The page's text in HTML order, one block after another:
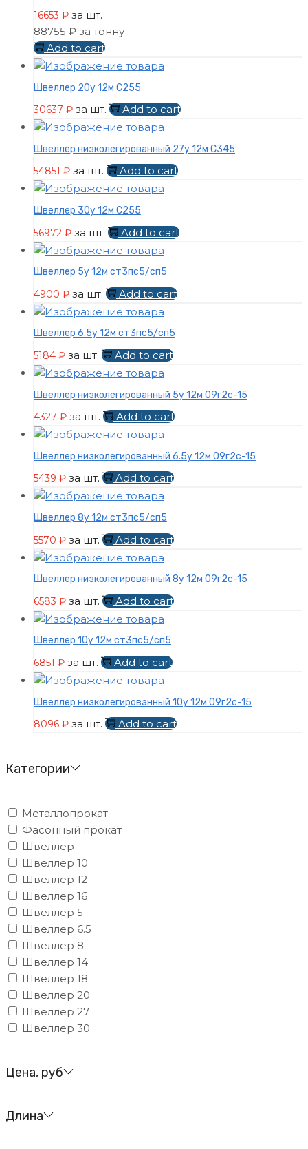
16653 ₽ за шт.
88755 ₽ за тонну
Add to cart
Швеллер 20у 12м С255
30637 ₽ за шт. Add to cart
Швеллер низколегированный 27у 12м С345
54851 ₽ за шт. Add to cart
Швеллер 30у 12м С255
56972 ₽ за шт. Add to cart
Швеллер 5у 12м ст3пс5/сп5
4900 ₽ за шт. Add to cart
Швеллер 6.5у 12м ст3пс5/сп5
5184 ₽ за шт. Add to cart
Швеллер низколегированный 5у 12м 09г2с-15
4327 ₽ за шт. Add to cart
Швеллер низколегированный 6.5у 12м 09г2с-15
5439 ₽ за шт. Add to cart
Швеллер 8у 12м ст3пс5/сп5
5570 ₽ за шт. Add to cart
Швеллер низколегированный 8у 12м 09г2с-15
6583 ₽ за шт. Add to cart
Швеллер 10у 12м ст3пс5/сп5
6851 ₽ за шт. Add to cart
Швеллер низколегированный 10у 12м 09г2с-15
8096 ₽ за шт. Add to cart
Категории
Металлопрокат
Фасонный прокат
Швеллер
Швеллер 10
Швеллер 12
Швеллер 16
Швеллер 5
Швеллер 6.5
Швеллер 8
Швеллер 14
Швеллер 18
Швеллер 20
Швеллер 27
Швеллер 30
Цена, руб
Длина